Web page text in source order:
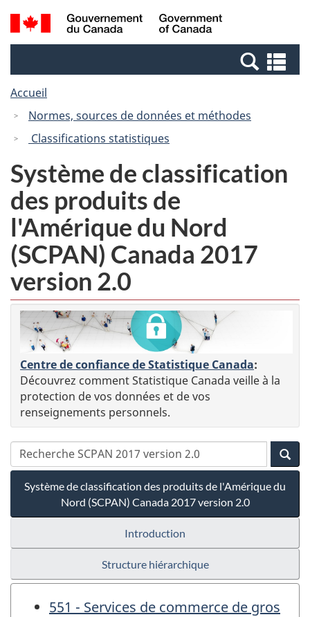
Passer
au
Passer
à
Canada
Recherche
et
et
Accueil
Normes, sources de données et méthodes
Classifications statistiques
Système de classification
des produits de
l'Amérique du Nord
(SCPAN) Canada 2017
version 2.0
Centre de confiance de Statistique Canada:
Découvrez comment Statistique Canada veille à la
protection de vos données et de vos
renseignements personnels.
Système de classification des produits de l'Amérique du
Nord (SCPAN) Canada 2017 version 2.0
Introduction
Structure hiérarchique
551 - Services de commerce de gros